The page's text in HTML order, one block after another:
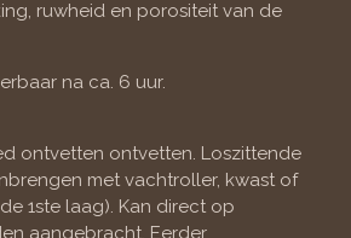
ruwheid en porositeit van de
na ca. 6 uur.
ontvetten ontvetten. Loszittende
met vachtroller, kwast of
1ste laag). Kan direct op
aangebracht. Eerder